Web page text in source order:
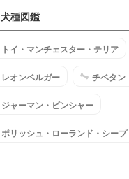
犬種図鑑
トイ・マンチェスター・テリア
レオンベルガー チベタン
ジャーマン・ピンシャー
ポリッシュ・ローランド・シー